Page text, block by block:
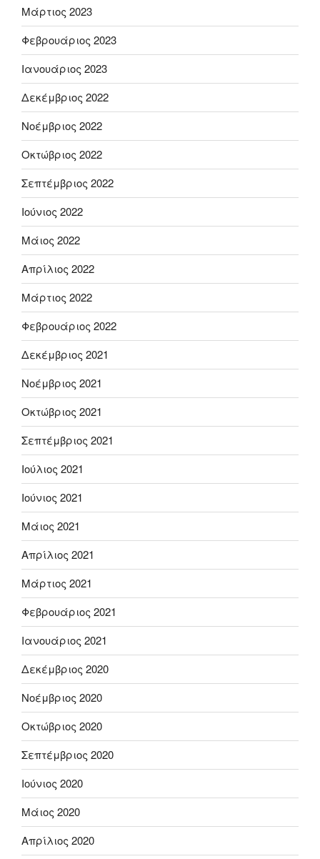
Μάρτιος 2023
Φεβρουάριος 2023
Ιανουάριος 2023
Δεκέμβριος 2022
Νοέμβριος 2022
Οκτώβριος 2022
Σεπτέμβριος 2022
Ιούνιος 2022
Μάιος 2022
Απρίλιος 2022
Μάρτιος 2022
Φεβρουάριος 2022
Δεκέμβριος 2021
Νοέμβριος 2021
Οκτώβριος 2021
Σεπτέμβριος 2021
Ιούλιος 2021
Ιούνιος 2021
Μάιος 2021
Απρίλιος 2021
Μάρτιος 2021
Φεβρουάριος 2021
Ιανουάριος 2021
Δεκέμβριος 2020
Νοέμβριος 2020
Οκτώβριος 2020
Σεπτέμβριος 2020
Ιούνιος 2020
Μάιος 2020
Απρίλιος 2020